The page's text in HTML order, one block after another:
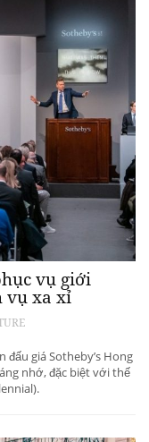
vụ giới
vụ xa xỉ
giá Sotheby’s Hong
nhớ, đặc biệt với thế